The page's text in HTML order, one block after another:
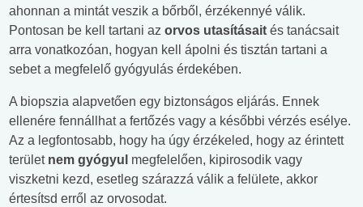
ahonnan a mintát veszik a bőrből, érzékennyé válik.
Pontosan be kell tartani az orvos utasításait és tanácsait
arra vonatkozóan, hogyan kell ápolni és tisztán tartani a
sebet a megfelelő gyógyulás érdekében.
A biopszia alapvetően egy biztonságos eljárás. Ennek
ellenére fennállhat a fertőzés vagy a későbbi vérzés esélye.
Az a legfontosabb, hogy ha úgy érzékeled, hogy az érintett
terület nem gyógyul megfelelően, kipirosodik vagy
viszketni kezd, esetleg szárazzá válik a felülete, akkor
értesítsd erről az orvosodat.